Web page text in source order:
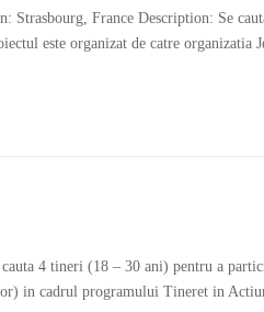
Strasbourg, France Description: Se
este organizat de catre organizatia
4 tineri (18 – 30 ani) pentru a
in cadrul programului Tineret in